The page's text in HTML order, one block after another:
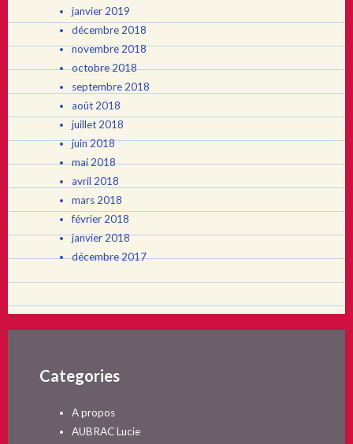
janvier 2019
décembre 2018
novembre 2018
octobre 2018
septembre 2018
août 2018
juillet 2018
juin 2018
mai 2018
avril 2018
mars 2018
février 2018
janvier 2018
décembre 2017
Categories
A propos
AUBRAC Lucie